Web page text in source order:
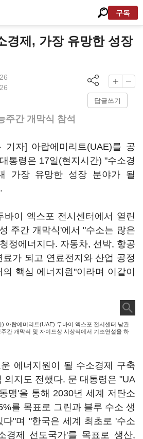
구독
경제, 가장 유망한 성장
답글쓰기
주간 개막식 참석
기자] 아랍에미리트(UAE)를 공
통령은 17일(현지시간) "수소경
가장 유망한 성장 분야가 될
바이 엑스포 전시센터에서 열린
주간 개막식'에서 "수소는 많은
정에너지다. 자동차, 선박, 항공
가 되고 연료전지와 산업 공정
핵심 에너지원"이라며 이같이
아랍에미리트(UAE) 두바이 엑스포 전시센터 남관
간 개막식 및 자이드상 시상식에서 기조연설을 하
에너지원이 될 수소경제 구축
의지도 전했다. 문 대통령은 "UA
맹'을 통해 2030년 세계 저탄소
를 목표로 그린과 블루 수소 생
"며 "한국은 세계 최초로 '수소
경제 선도국가'를 목표로 생산,